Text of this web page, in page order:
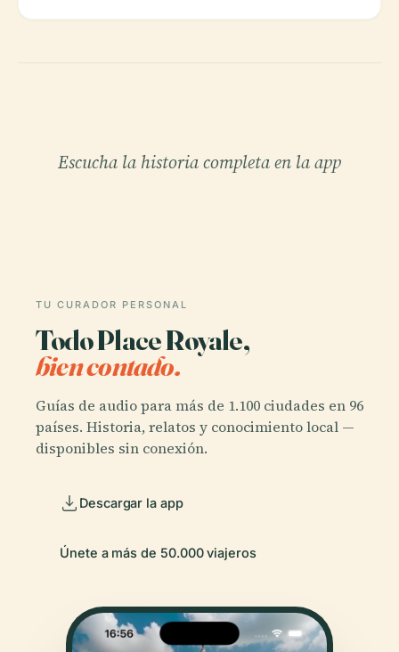
Escucha la historia completa en la app
TU CURADOR PERSONAL
Todo Place Royale,
bien contado.
Guías de audio para más de 1.100 ciudades en 96
países. Historia, relatos y conocimiento local —
disponibles sin conexión.
Descargar la app
Únete a más de 50.000 viajeros